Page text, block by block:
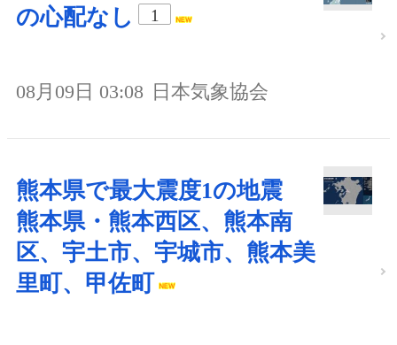
の心配なし
1
08月09日 03:08 日本気象協会
熊本県で最大震度1の地震
熊本県・熊本西区、熊本南
区、宇土市、宇城市、熊本美
里町、甲佐町